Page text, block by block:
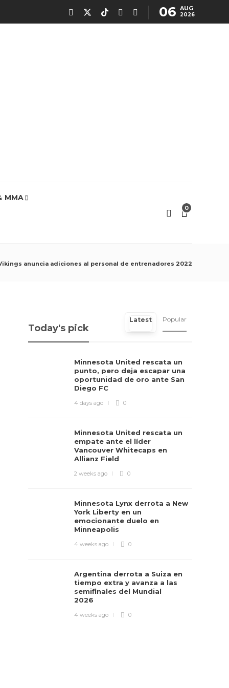
06 AUG
2026
MMA
0
anuncia adiciones al personal de entrenadores 2022
Today's pick
Latest Popular
Minnesota United rescata un
punto, pero deja escapar una
oportunidad de oro ante San
Diego FC
4 days ago 0
Minnesota United rescata un
empate ante el líder
Vancouver Whitecaps en
Allianz Field
2 weeks ago 0
Minnesota Lynx derrota a New
York Liberty en un
emocionante duelo en
Minneapolis
4 weeks ago 0
Argentina derrota a Suiza en
tiempo extra y avanza a las
semifinales del Mundial
2026
4 weeks ago 0